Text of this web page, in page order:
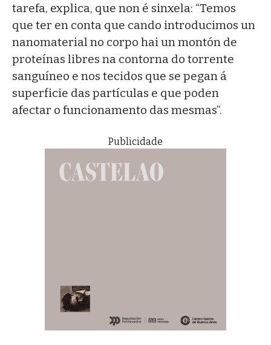
tarefa, explica, que non é sinxela: “Temos
que ter en conta que cando introducimos un
nanomaterial no corpo hai un montón de
proteínas libres na contorna do torrente
sanguíneo e nos tecidos que se pegan á
superficie das partículas e que poden
afectar o funcionamento das mesmas”.
Publicidade